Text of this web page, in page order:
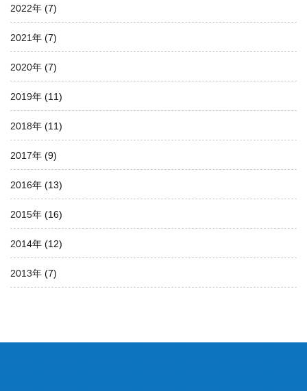
2022年 (7)
2021年 (7)
2020年 (7)
2019年 (11)
2018年 (11)
2017年 (9)
2016年 (13)
2015年 (16)
2014年 (12)
2013年 (7)